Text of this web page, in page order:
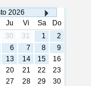
2026
Ju Vi Sa
Do
30 31 1
2
6 7 8
9
13 14 15
16
20 21 22
23
27 28 29
30